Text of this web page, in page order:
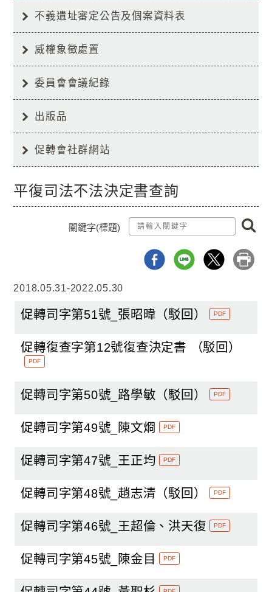
不義遺址審定公告及個案資料表
威權象徵處置
委員會會議紀錄
出版品
促轉會社群網站
平復司法不法決定書查詢
關鍵字(標題)
尋
2018.05.31-2022.05.30
促轉司字第51號_張昭暐（駁回） PDF
促轉復查字第12號復查決定書 （駁回）
PDF
促轉司字第50號_路學敏（駁回） PDF
促轉司字第49號_陳文烱 PDF
促轉司字第47號_王正均 PDF
促轉司字第48號_趙志清（駁回） PDF
促轉司字第46號_王超倫、洪天復 PDF
促轉司字第45號_陳金目 PDF